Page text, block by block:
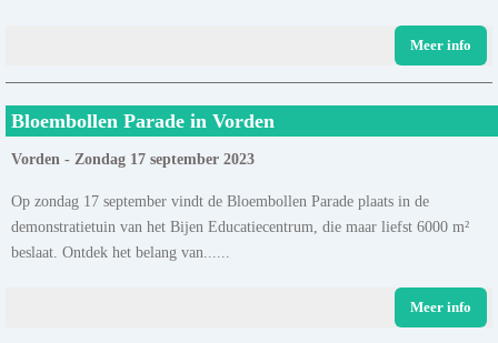
Meer info
Bloembollen Parade in Vorden
Vorden - Zondag 17 september 2023
Op zondag 17 september vindt de Bloembollen Parade plaats in de
demonstratietuin van het Bijen Educatiecentrum, die maar liefst 6000 m²
beslaat. Ontdek het belang van......
Meer info